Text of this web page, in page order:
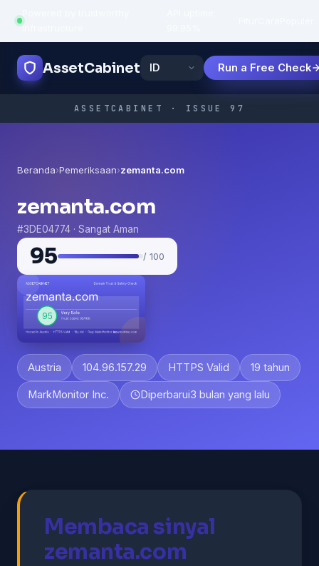
infrastructure
AssetCabinet Run a Free Check
ASSETCABINET · ISSUE 97
Beranda›Pemeriksaan›zemanta.com
zemanta.com
#3DE04774 · Sangat Aman
95 / 100
Austria 104.96.157.29 HTTPS Valid 19 tahun
MarkMonitor Inc. Diperbarui3 bulan yang lalu
Membaca sinyal
zemanta.com